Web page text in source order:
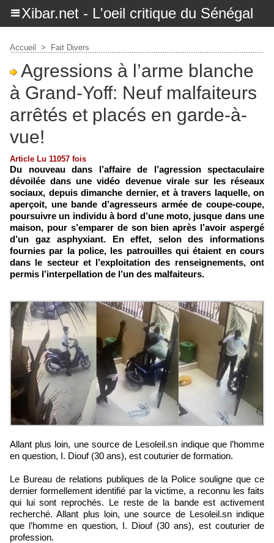
Xibar.net - L'oeil critique du Sénégal
Accueil > Fait Divers
Agressions à l’arme blanche
à Grand-Yoff: Neuf malfaiteurs
arrêtés et placés en garde-à-
vue!
Article Lu 11057 fois
Du nouveau dans l’affaire de l’agression spectaculaire
dévoilée dans une vidéo devenue virale sur les réseaux
sociaux, depuis dimanche dernier, et à travers laquelle, on
aperçoit, une bande d’agresseurs armée de coupe-coupe,
poursuivre un individu à bord d’une moto, jusque dans une
maison, pour s’emparer de son bien après l’avoir aspergé
d’un gaz asphyxiant. En effet, selon des informations
fournies par la police, les patrouilles qui étaient en cours
dans le secteur et l’exploitation des renseignements, ont
permis l’interpellation de l’un des malfaiteurs.
Allant plus loin, une source de Lesoleil.sn indique que l’homme
en question, I. Diouf (30 ans), est couturier de formation.
Le Bureau de relations publiques de la Police souligne que ce
dernier formellement identifié par la victime, a reconnu les faits
qui lui sont reprochés. Le reste de la bande est activement
recherché. Allant plus loin, une source de Lesoleil.sn indique
que l’homme en question, I. Diouf (30 ans), est couturier de
profession.